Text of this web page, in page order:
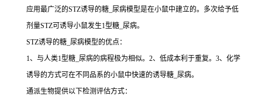
应用最广泛的STZ诱导的糖_尿病模型是在小鼠中建立的。多次给予低
剂量STZ可诱导小鼠发生1型糖_尿病。
STZ诱导的糖_尿病模型的优点：
1、与人类1型糖_尿病的病程极为相似。2、低成本利于重复。3、化学
诱导的方式可在不同品系的小鼠中快速的诱导糖_尿病。
通派生物提供以下检测评估方式：